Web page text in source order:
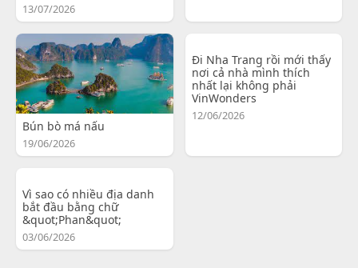
13/07/2026
Bún bò má nấu
19/06/2026
Đi Nha Trang rồi mới thấy
nơi cả nhà mình thích
nhất lại không phải
VinWonders
12/06/2026
Vì sao có nhiều địa danh
bắt đầu bằng chữ
&quot;Phan&quot;
03/06/2026